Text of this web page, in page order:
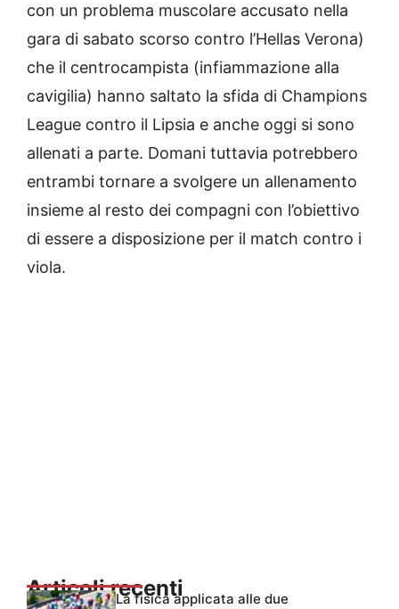
con un problema muscolare accusato nella
gara di sabato scorso contro l’Hellas Verona)
che il centrocampista (infiammazione alla
cavigilia) hanno saltato la sfida di Champions
League contro il Lipsia e anche oggi si sono
allenati a parte. Domani tuttavia potrebbero
entrambi tornare a svolgere un allenamento
insieme al resto dei compagni con l’obiettivo
di essere a disposizione per il match contro i
viola.
Articoli recentiLa fisica applicata alle due